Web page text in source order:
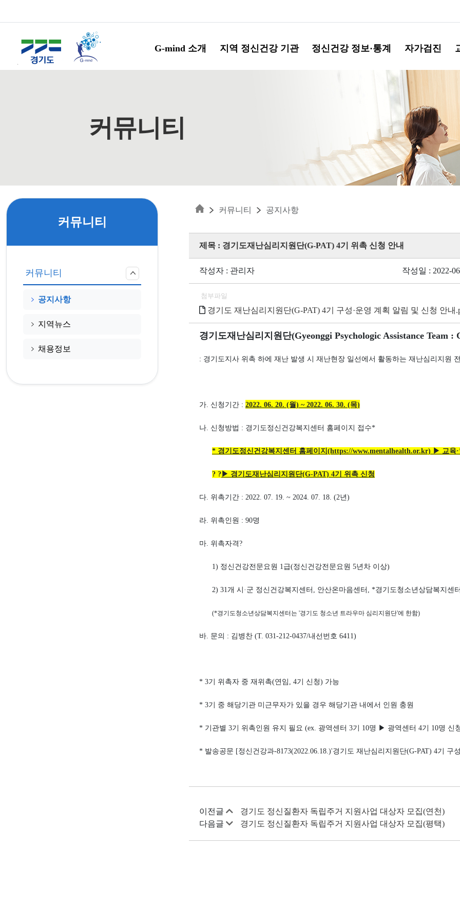
G-mind 소개 지역 정신건강 기관 정신건강 정보·통계 자가검진
커뮤니티
커뮤니티
커뮤니티
공지사항
지역뉴스
채용정보
커뮤니티 공지사항
제목 : 경기도재난심리지원단(G-PAT) 4기 위촉 신청 안내
작성자 : 관리자 작성일 : 2022-
첨부파일
경기도 재난심리지원단(G-PAT) 4기 구성·운영 계획 알림 및 신청 안내
경기도재난심리지원단(Gyeonggi Psychologic Assistance Team :
: 경기도지사 위촉 하에 재난 발생 시 재난현장 일선에서 활동하는 재난심리지원
가. 신청기간 : 2022. 06. 20. (월) ~ 2022. 06. 30. (목)
나. 신청방법 : 경기도정신건강복지센터 홈페이지 접수*
* 경기도정신건강복지센터 홈페이지(https://www.mentalhealth.or.kr) ▶ 교
? ? ▶ 경기도재난심리지원단(G-PAT) 4기 위촉 신청
다. 위촉기간 : 2022. 07. 19. ~ 2024. 07. 18. (2년)
라. 위촉인원 : 90명
마. 위촉자격?
1) 정신건강전문요원 1급(정신건강전문요원 5년차 이상)
2) 31개 시·군 정신건강복지센터, 안산온마음센터, *경기도청소년상담복지센
(*경기도청소년상담복지센터는 '경기도 청소년 트라우마 심리지원단'에 한함)
바. 문의 : 김병찬 (T. 031-212-0437/내선번호 6411)
* 3기 위촉자 중 재위촉(연임, 4기 신청) 가능
* 3기 중 해당기관 미근무자가 있을 경우 해당기관 내에서 인원 충원
* 기관별 3기 위촉인원 유지 필요 (ex. 광역센터 3기 10명 ▶ 광역센터 4기 10명 신
* 발송공문 [정신건강과-8173(2022.06.18.)'경기도 재난심리지원단(G-PAT) 4기 구
이전글
경기도 정신질환자 독립주거 지원사업 대상자 모집(연천)
다음글
경기도 정신질환자 독립주거 지원사업 대상자 모집(평택)